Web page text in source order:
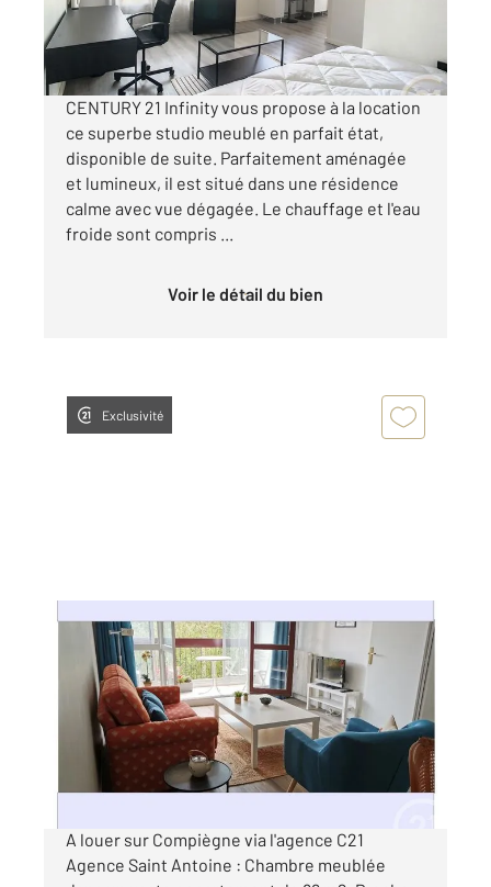
540 €
par mois charges comprises
CENTURY 21 Infinity vous propose à la location
ce superbe studio meublé en parfait état,
disponible de suite. Parfaitement aménagée
et lumineux, il est situé dans une résidence
calme avec vue dégagée. Le chauffage et l'eau
froide sont compris ...
Voir le détail du bien
Exclusivité
COMPIEGNE 60
86 m
, 4 pièces
Ref : 18238
Appartement à louer
445 €
par mois charges comprises
A louer sur Compiègne via l'agence C21
Agence Saint Antoine : Chambre meublée